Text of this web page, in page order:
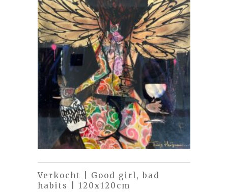
Verkocht | Good girl, bad
habits | 120x120cm